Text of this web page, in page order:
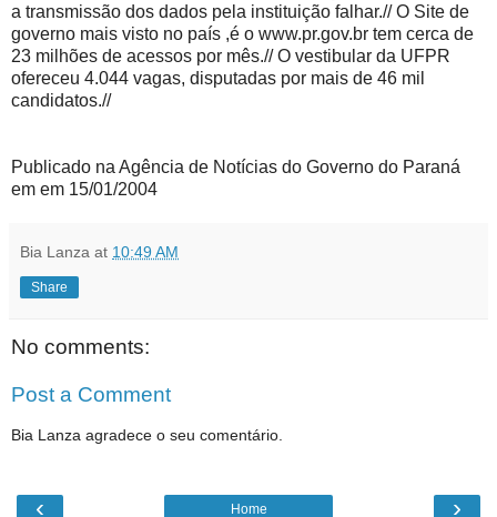
a transmissão dos dados pela instituição falhar.// O Site de
governo mais visto no país ,é o www.pr.gov.br tem cerca de
23 milhões de acessos por mês.// O vestibular da UFPR
ofereceu 4.044 vagas, disputadas por mais de 46 mil
candidatos.//
Publicado na Agência de Notícias do Governo do Paraná
em em 15/01/2004
Bia Lanza at 10:49 AM
Share
No comments:
Post a Comment
Bia Lanza agradece o seu comentário.
‹ ›
Home